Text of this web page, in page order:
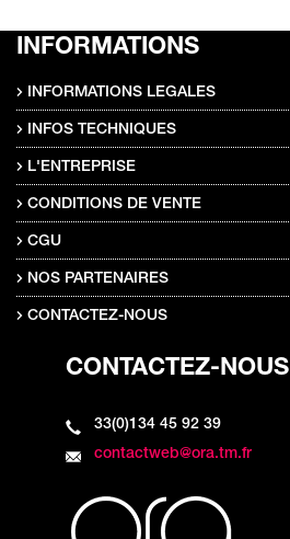
INFORMATIONS
INFORMATIONS LEGALES
INFOS TECHNIQUES
L'ENTREPRISE
CONDITIONS DE VENTE
CGU
NOS PARTENAIRES
CONTACTEZ-NOUS
CONTACTEZ-NOUS
33(0)134 45 92 39
contactweb@ora.tm.fr